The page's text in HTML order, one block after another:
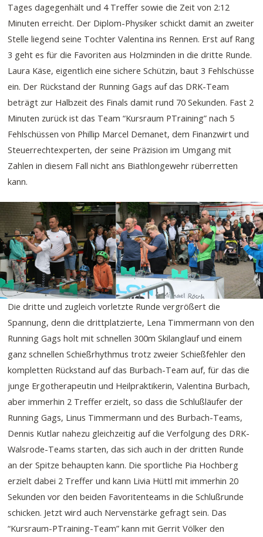
Tages dagegenhält und 4 Treffer sowie die Zeit von 2:12
Minuten erreicht. Der Diplom-Physiker schickt damit an zweiter
Stelle liegend seine Tochter Valentina ins Rennen. Erst auf Rang
3 geht es für die Favoriten aus Holzminden in die dritte Runde.
Laura Käse, eigentlich eine sichere Schützin, baut 3 Fehlschüsse
ein. Der Rückstand der Running Gags auf das DRK-Team
beträgt zur Halbzeit des Finals damit rund 70 Sekunden. Fast 2
Minuten zurück ist das Team “Kursraum PTraining” nach 5
Fehlschüssen von Phillip Marcel Demanet, dem Finanzwirt und
Steuerrechtexperten, der seine Präzision im Umgang mit
Zahlen in diesem Fall nicht ans Biathlongewehr rüberretten
kann.
Die dritte und zugleich vorletzte Runde vergrößert die
Spannung, denn die drittplatzierte, Lena Timmermann von den
Running Gags holt mit schnellen 300m Skilanglauf und einem
ganz schnellen Schießrhythmus trotz zweier Schießfehler den
kompletten Rückstand auf das Burbach-Team auf, für das die
junge Ergotherapeutin und Heilpraktikerin, Valentina Burbach,
aber immerhin 2 Treffer erzielt, so dass die Schlußläufer der
Running Gags, Linus Timmermann und des Burbach-Teams,
Dennis Kutlar nahezu gleichzeitig auf die Verfolgung des DRK-
Walsrode-Teams starten, das sich auch in der dritten Runde
an der Spitze behaupten kann. Die sportliche Pia Hochberg
erzielt dabei 2 Treffer und kann Livia Hüttl mit immerhin 20
Sekunden vor den beiden Favoritenteams in die Schlußrunde
schicken. Jetzt wird auch Nervenstärke gefragt sein. Das
“Kursraum-PTraining-Team” kann mit Gerrit Völker den